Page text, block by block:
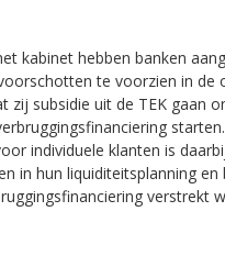
kabinet hebben banken
te voorzien in de
zij subsidie uit de TEK gaan
individuele klanten is
in hun liquiditeitsplanning
verstrekt